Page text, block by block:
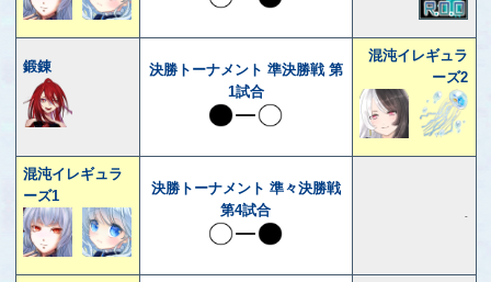
鍛錬
決勝トーナメント 準決勝戦 第
1試合
混沌イレギュラ
ーズ2
混沌イレギュラ
ーズ1
決勝トーナメント 準々決勝戦
第4試合
-